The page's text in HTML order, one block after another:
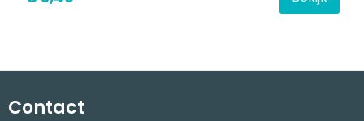
Contact